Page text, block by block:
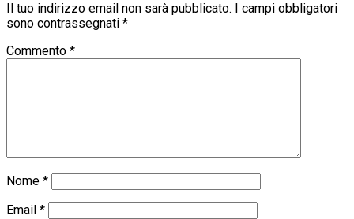
Il tuo indirizzo email non sarà pubblicato. I campi obbligatori
sono contrassegnati *
Commento *
Nome *
Email *